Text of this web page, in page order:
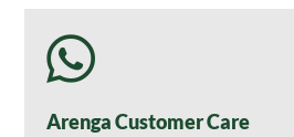
Arenga Customer Care